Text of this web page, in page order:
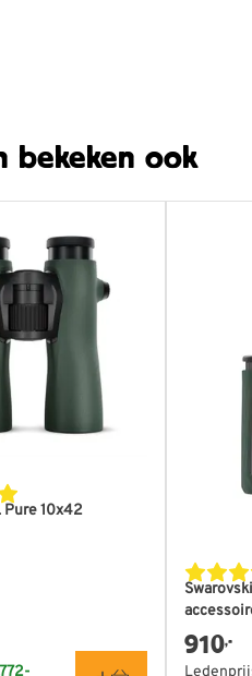
bekeken ook
Pure 10x42
910,-